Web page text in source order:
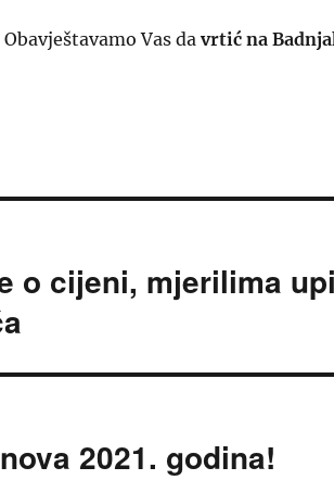
Obavještavamo Vas davrtić na
o cijeni, mjerilima
2021. godina!